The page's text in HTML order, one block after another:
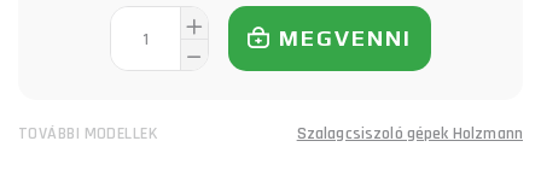
MEGVENNI
TOVÁBBI MODELLEK Szalagcsiszoló gépek Holzmann